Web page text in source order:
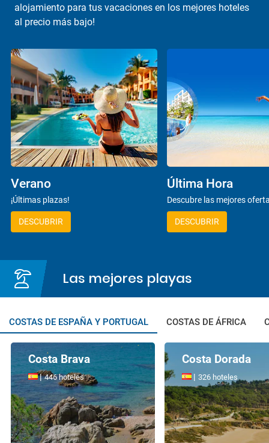
alojamiento para tus vacaciones en los mejores hoteles
al precio más bajo!
Verano
¡Últimas plazas!
DESCUBRIR
Última Hora
Descubre las mejores
DESCUBRIR
Las mejores playas
COSTAS DE ESPAÑA Y PORTUGAL COSTAS DE ÁFRICA
Costa Brava
| 446 hoteles
Costa Dorada
| 326 hoteles